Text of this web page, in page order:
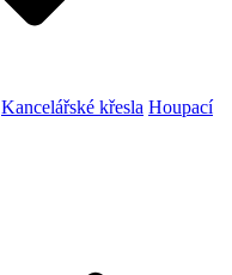
Kancelářské křesla Houpací